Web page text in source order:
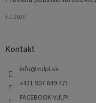
3.1.2020
Kontakt
info@vulpi.sk
+421 907 649 471
FACEBOOK VULPI